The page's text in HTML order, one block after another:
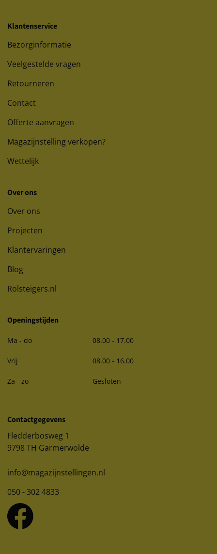
Klantenservice
Bezorginformatie
Veelgestelde vragen
Retourneren
Contact
Offerte aanvragen
Magazijnstelling verkopen?
Wettelijk
Over ons
Over ons
Projecten
Klantervaringen
Blog
Rolsteigers.nl
Openingstijden
Ma - do 08.00 - 17.00
Vrij 08.00 - 16.00
Za - zo Gesloten
Contactgegevens
Fledderbosweg 1
9798 TH Garmerwolde
info@magazijnstellingen.nl
050 - 302 4833